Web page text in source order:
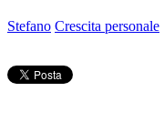
Stefano Crescita personale